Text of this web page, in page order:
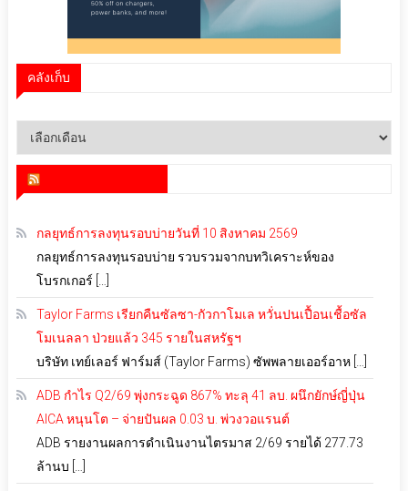
คลังเก็บ
คลัง
กลยุทธ์การลงทุนรอบบ่ายวันที่ 10 สิงหาคม 2569
กลยุทธ์การลงทุนรอบบ่าย รวบรวมจากบทวิเคราะห์ของ
โบรกเกอร์ […]
Taylor Farms เรียกคืนซัลซา-กัวกาโมเล หวั่นปนเปื้อนเชื้อซัล
โมเนลลา ป่วยแล้ว 345 รายในสหรัฐฯ
บริษัท เทย์เลอร์ ฟาร์มส์ (Taylor Farms) ซัพพลายเออร์อาห […]
ADB กำไร Q2/69 พุ่งกระฉูด 867% ทะลุ 41 ลบ. ผนึกยักษ์ญี่ปุ่น
AICA หนุนโต – จ่ายปันผล 0.03 บ. พ่วงวอแรนต์
ADB รายงานผลการดำเนินงานไตรมาส 2/69 รายได้ 277.73
ล้านบ […]